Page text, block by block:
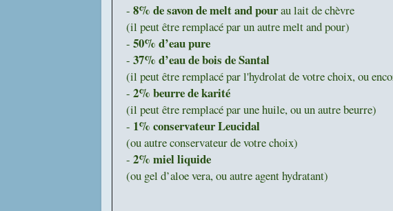
- 8% de savon de melt and pourau lait de chèvre
(il peut être remplacé par un autre melt and pour)
- 50% d’eau pure
- 37% d’eau de bois de Santal
(il peut être remplacé par l'hydrolat de votre choix, ou
- 2% beurre de karité
(il peut être remplacé par une huile, ou un autre beurre)
- 1% conservateur Leucidal
(ou autre conservateur de votre choix)
- 2% miel liquide
(ou gel d’aloe vera, ou autre agent hydratant)